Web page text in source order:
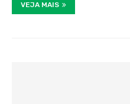
VEJA MAIS